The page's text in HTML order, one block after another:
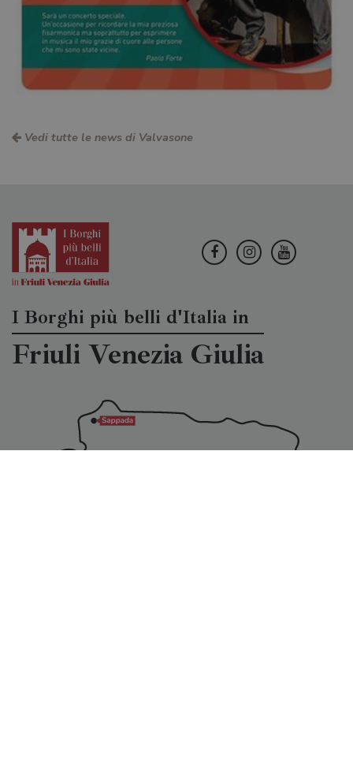
Vedi tutte le news di Valvasone
I Borghi più belli d'Italia in
Friuli Venezia Giulia